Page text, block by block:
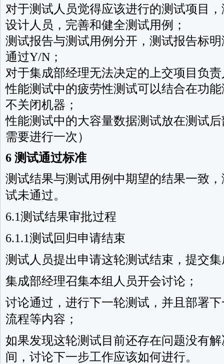
对于测试人员觉得应该进行的测试项目
设计人员，完善和健全测试用例；
测试报告与测试用例分开，测试报告标
通过Y/N；
对于集成部经理无法决定的上交项目负
性能测试中的疲劳性测试可以结合在功
不关闭机器；
性能测试中的大容量数据测试放在测试
需要进行一次）
6 测试通过标准
测试结果与测试用例中期望的结果一致
试未通过。
6.1测试结果审批过程
6.1.1测试回归申请结束
测试人员提出申请这轮测试结束，提交
集成部经理召集本组人员开会讨论；
讨论通过，进行下一轮测试，并且部署
流程等内容；
如果发现这轮测试目前还存在问题没有
间，讨论下一步工作应该如何进行。